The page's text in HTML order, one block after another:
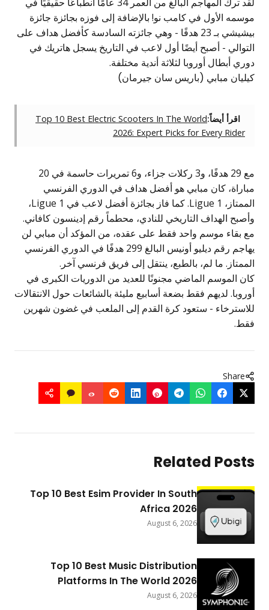
موسمه الأول في كامب نو! بالإضافة إلى فوزه بجائزة جائزة
بيشيشي
بـ 23 هدفًا - وهي جائزته السادسة كأفضل هداف على
التوالي - أصبح أيضًا أول لاعب في التاريخ يسجل هاتريك في
دوري أبطال أوروبا لثلاثة أندية مختلفة.
كيليان مبابي (باريس سان جيرمان)
اقرأ أيضاً:Top 10 Best Electric Scooters In The World
2026: Expert Picks for Every Rider
مع 29 هدفًا، و3 ركلات جزاء، و6 تمريرات حاسمة في 20
مباراة، كان مبابي هو أفضل هداف في الدوري الفرنسي
الممتاز، Ligue 1. كما فاز بجائزة أفضل لاعب في Ligue 1،
وأصبح الهداف التاريخي للنادي، محطماً رقم إدينسون كافاني.
مع بقاء موسم واحد فقط على عقده، من المؤكد أن مبابي لن
يهاجم رقم ديليو أونيس البالغ 299 هدفًا في الدوري الفرنسي
الممتاز. ما لم، بالطبع، ينتقل إلى فريق فرنسي آخر.
كان الموسم الماضي مجنونًا للعديد من الدوريات الكبرى في
أوروبا. لديهم فقط بضعة أسابيع مليئة بالشائعات حول الانتقالات
للاسترخاء - ستعود كرة القدم إلى الملعب في غضون شهرين
فقط.
Share
Related Posts
Top 10 Best Esim Provider In South
Africa 2026
August 6, 2026
Top 10 Best Music Distribution
Platforms In The World 2026
August 6, 2026